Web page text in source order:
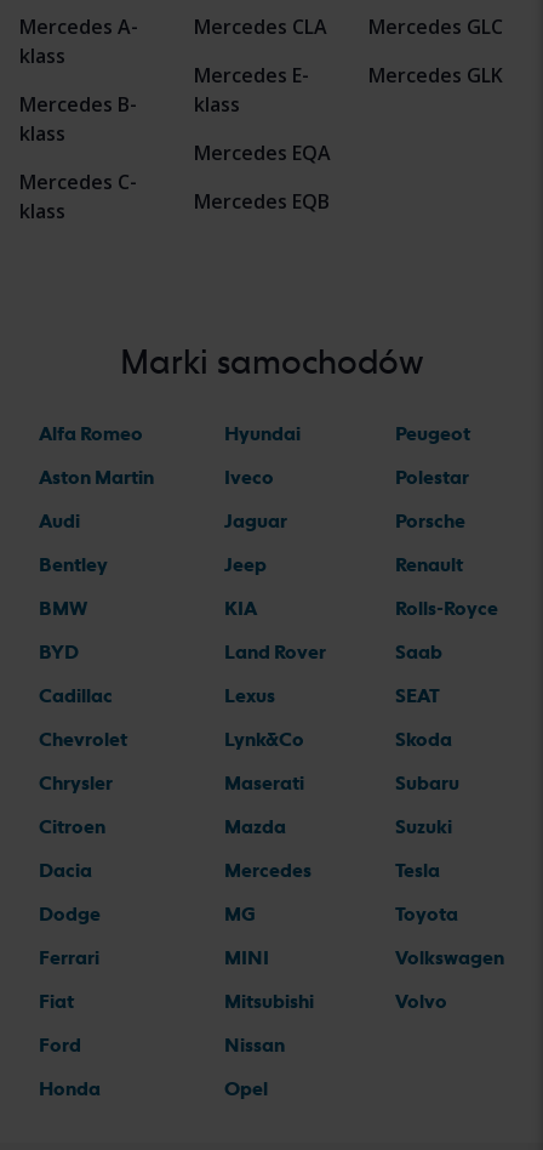
Mercedes A-
klass
Mercedes B-
klass
Mercedes C-
klass
Mercedes CLA
Mercedes E-
klass
Mercedes EQA
Mercedes EQB
Mercedes GLC
Mercedes GLK
Marki samochodów
Alfa Romeo
Aston Martin
Audi
Bentley
BMW
BYD
Cadillac
Chevrolet
Chrysler
Citroen
Dacia
Dodge
Ferrari
Fiat
Ford
Honda
Hyundai
Iveco
Jaguar
Jeep
KIA
Land Rover
Lexus
Lynk&Co
Maserati
Mazda
Mercedes
MG
MINI
Mitsubishi
Nissan
Opel
Peugeot
Polestar
Porsche
Renault
Rolls-Royce
Saab
SEAT
Skoda
Subaru
Suzuki
Tesla
Toyota
Volkswagen
Volvo